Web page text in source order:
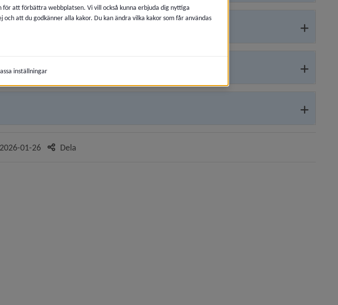
2026-01-26 Dela
att förbättra webbplatsen. Vi vill också kunna erbjuda dig nyttiga
att du godkänner alla kakor. Du kan ändra vilka kakor som får användas
inställningar